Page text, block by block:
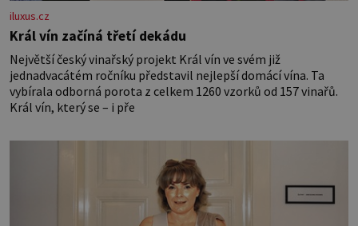
iluxus.cz
Král vín začíná třetí dekádu
Největší český vinařský projekt Král vín ve svém již
jednadvacátém ročníku představil nejlepší domácí vína. Ta
vybírala odborná porota z celkem 1260 vzorků od 157 vinařů.
Král vín, který se – i pře